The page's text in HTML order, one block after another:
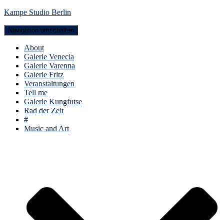
Kampe Studio Berlin
Navigation umschalten
About
Galerie Venecia
Galerie Varenna
Galerie Fritz
Veranstaltungen
Tell me
Galerie Kungfutse
Rad der Zeit
#
Music and Art